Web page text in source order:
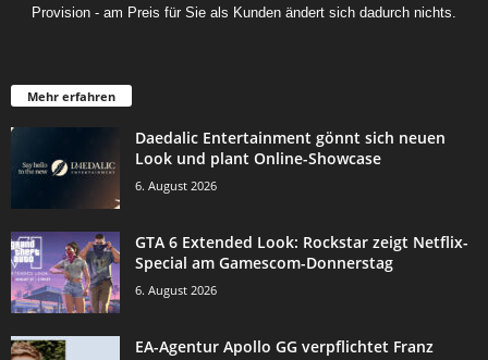
Provision - am Preis für Sie als Kunden ändert sich dadurch nichts.
Mehr erfahren
Daedalic Entertainment gönnt sich neuen
Look und plant Online-Showcase
6. August 2026
GTA 6 Extended Look: Rockstar zeigt Netflix-
Special am Gamescom-Donnerstag
6. August 2026
EA-Agentur Apollo GG verpflichtet Franz